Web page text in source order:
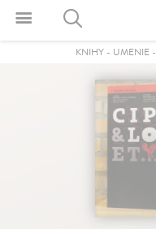
KNIHY- UMENIE-